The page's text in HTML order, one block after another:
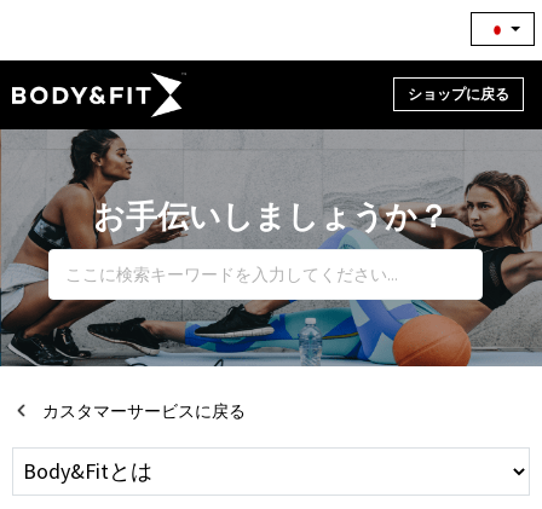
ショップに戻る
お手伝いしましょうか？
カスタマーサービスに戻る